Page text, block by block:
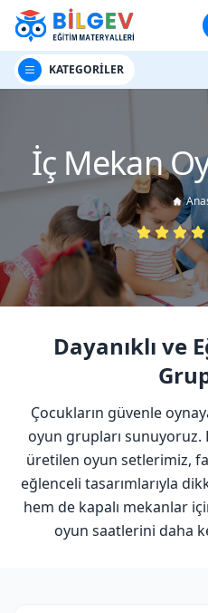
KATEGORİLER
İç Mekan
Dayanıklı ve
Çocukların güvenle
oyun grupları sunuyoruz.
üretilen oyun setlerimiz,
eğlenceli tasarımlarıyla
hem de kapalı mekanlar
oyun saatlerini daha